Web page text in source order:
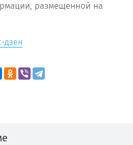
размещенной на
дзен